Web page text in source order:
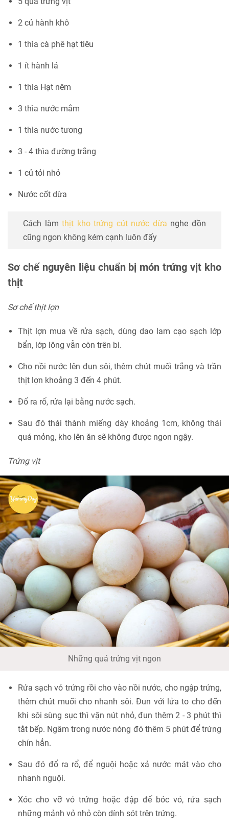
2 củ hành khô
1 thìa cà phê hạt tiêu
1 ít hành lá
1 thìa Hạt nêm
3 thìa nước mắm
1 thìa nước tương
3 - 4 thìa đường trắng
1 củ tỏi nhỏ
Nước cốt dừa
Cách làmthịt kho trứng cút nước dừa nghe đồn
cũng ngon không kém cạnh luôn đấy
Sơ chế nguyên liệu chuẩn bị món trứng vịt kho
thịt
Sơ chế thịt lợn
Thịt lợn mua về rửa sạch, dùng dao lam cạo sạch lớp
bẩn, lớp lông vẫn còn trên bì.
Cho nồi nước lên đun sôi, thêm chút muối trắng và trần
thịt lợn khoảng 3 đến 4 phút.
Đổ ra rổ, rửa lại bằng nước sạch.
Sau đó thái thành miếng dày khoảng 1cm, không thái
quá mỏng, kho lên ăn sẽ không được ngon ngậy.
Trứng vịt
Những quả trứng vịt ngon
Rửa sạch vỏ trứng rồi cho vào nồi nước, cho ngập trứng,
thêm chút muối cho nhanh sôi. Đun với lửa to cho đến
khi sôi sùng sục thì vặn nút nhỏ, đun thêm 2 - 3 phút thì
tắt bếp. Ngâm trong nước nóng đó thêm 5 phút để trứng
chín hẳn.
Sau đó đổ ra rổ, để nguội hoặc xả nước mát vào cho
nhanh nguội.
Xóc cho vỡ vỏ trứng hoặc đập để bóc vỏ, rửa sạch
những mảnh vỏ nhỏ còn dính sót trên trứng.